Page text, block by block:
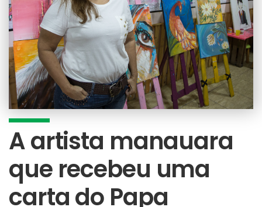
A artista manauara
que recebeu uma
carta do Papa